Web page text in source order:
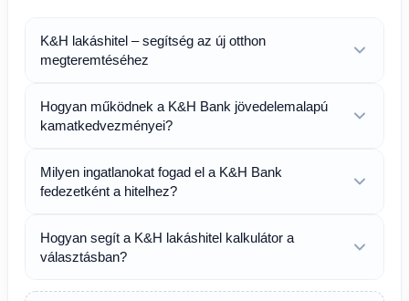
K&H lakáshitel – segítség az új otthon
megteremtéséhez
Hogyan működnek a K&H Bank jövedelemalapú
kamatkedvezményei?
Milyen ingatlanokat fogad el a K&H Bank
fedezetként a hitelhez?
Hogyan segít a K&H lakáshitel kalkulátor a
választásban?